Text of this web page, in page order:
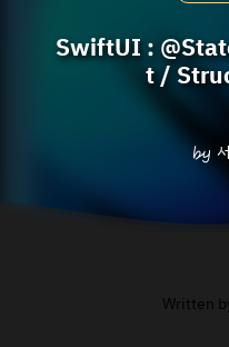
SwiftUI :
t /
Written